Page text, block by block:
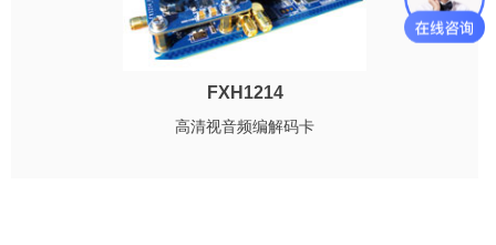
FXH1214
高清视音频编解码卡